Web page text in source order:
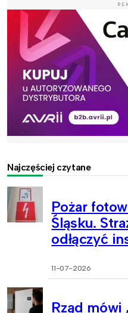
Najczęściej czytane
Pożar
Śląsku.
odłączyć
11-07-2026
Rząd mówi